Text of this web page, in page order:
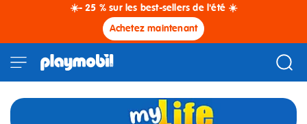
☀️- 25 % sur les best-sellers de l'été ☀️
Achetez maintenant